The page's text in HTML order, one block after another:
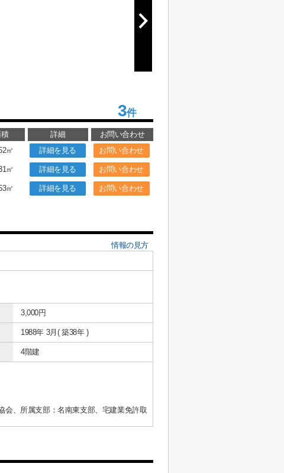
3件
詳細
お問い合わせ
㎡ 詳細を見る お問い合わせ
㎡ 詳細を見る お問い合わせ
㎡ 詳細を見る お問い合わせ
情報の見方
3,000円
1988年 3月( 築38年 )
4階建
、所属支部：名南東支部、宅建業免許取